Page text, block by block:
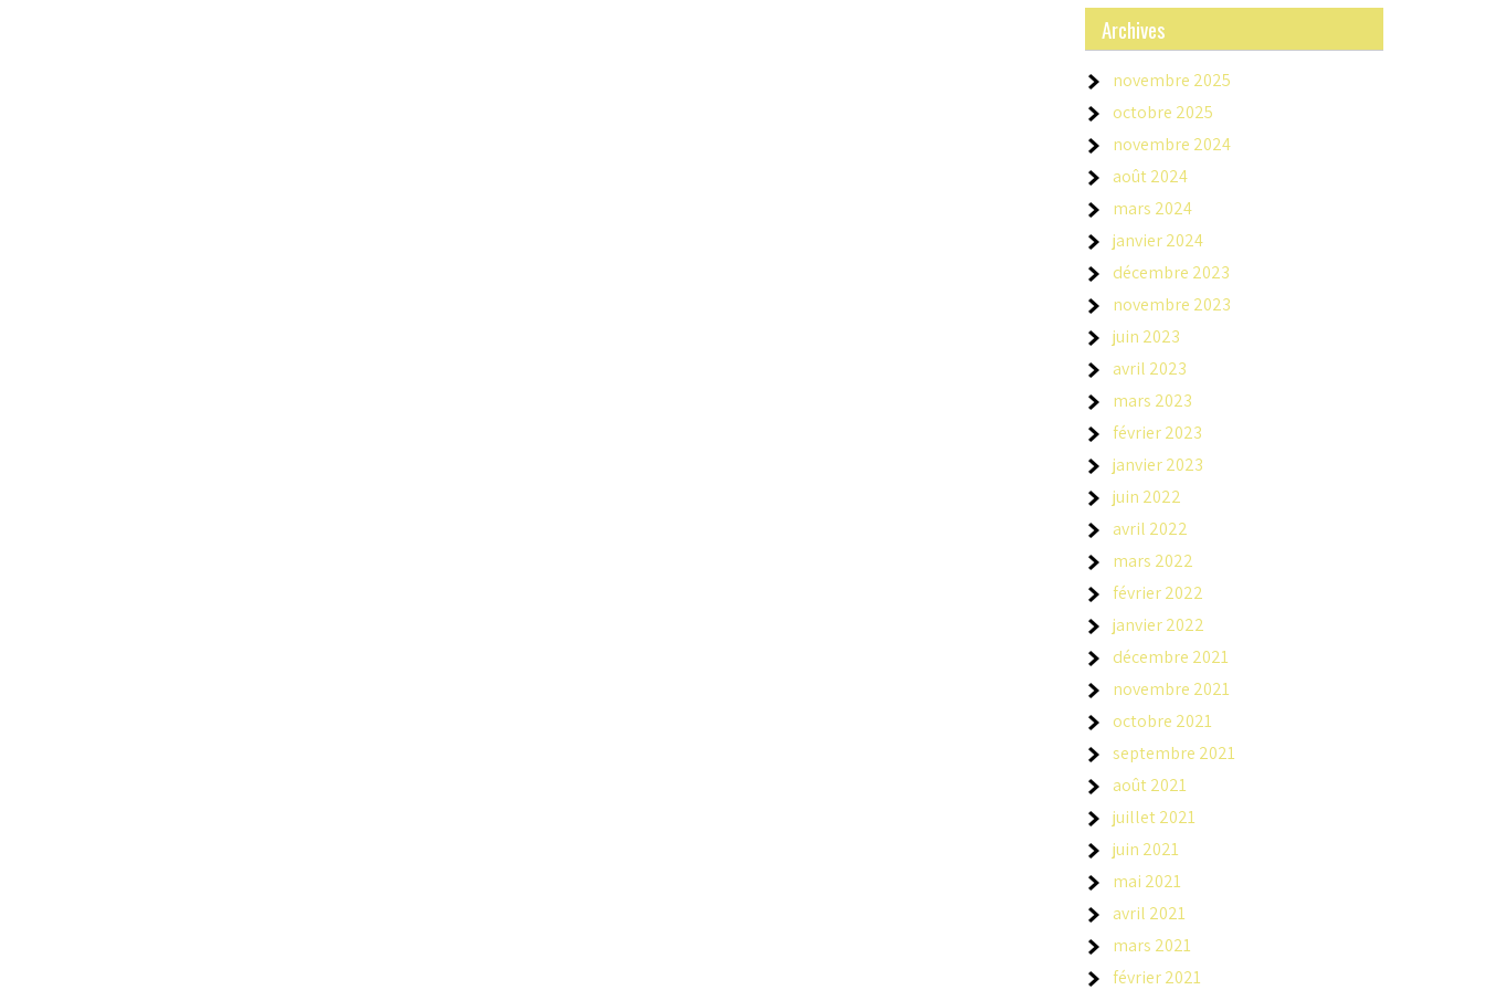
Archives
novembre 2025
octobre 2025
novembre 2024
août 2024
mars 2024
janvier 2024
décembre 2023
novembre 2023
juin 2023
avril 2023
mars 2023
février 2023
janvier 2023
juin 2022
avril 2022
mars 2022
février 2022
janvier 2022
décembre 2021
novembre 2021
octobre 2021
septembre 2021
août 2021
juillet 2021
juin 2021
mai 2021
avril 2021
mars 2021
février 2021